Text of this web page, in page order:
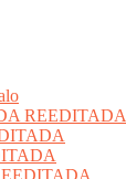
REEDITADA